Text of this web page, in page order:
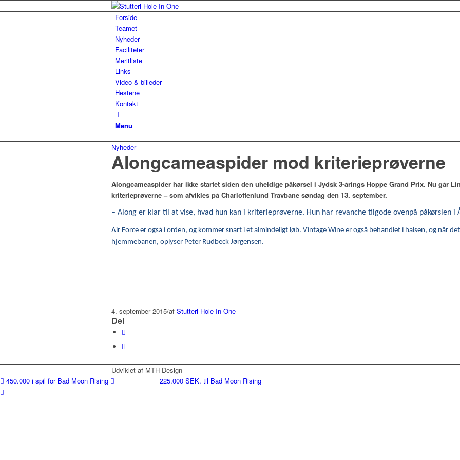
Forside
Teamet
Nyheder
Faciliteter
Meritliste
Links
Video & billeder
Hestene
Kontakt
Menu
Nyheder
Alongcameaspider mod kriterieprøverne
Alongcameaspider har ikke startet siden den uheldige påkørsel i Jydsk 3-årings Hoppe Grand Prix. Nu går
kriterieprøverne – som afvikles på Charlottenlund Travbane søndag den 13. september.
– Along er klar til at vise, hvad hun kan i kriterieprøverne. Hun har revanche tilgode ovenpå påkørslen i
Air Force er også i orden, og kommer snart i et almindeligt løb. Vintage Wine er også behandlet i halsen, og når
hjemmebanen, oplyser Peter Rudbeck Jørgensen.
4. september 2015/af Stutteri Hole In One
Del
Udviklet af MTH Design
450.000 i spil for Bad Moon Rising
225.000 SEK. til Bad Moon Rising